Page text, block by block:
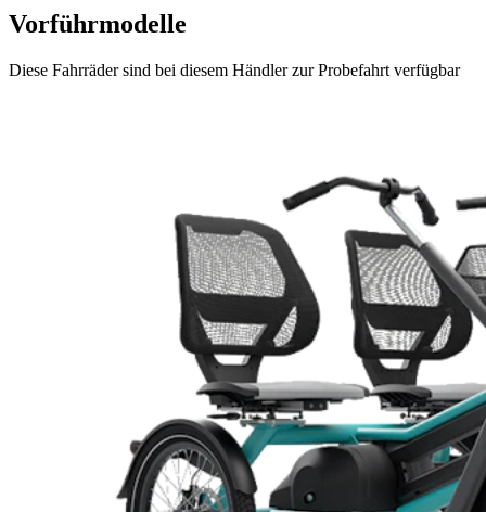
Vorführmodelle
Diese Fahrräder sind bei diesem Händler zur Probefahrt verfügbar